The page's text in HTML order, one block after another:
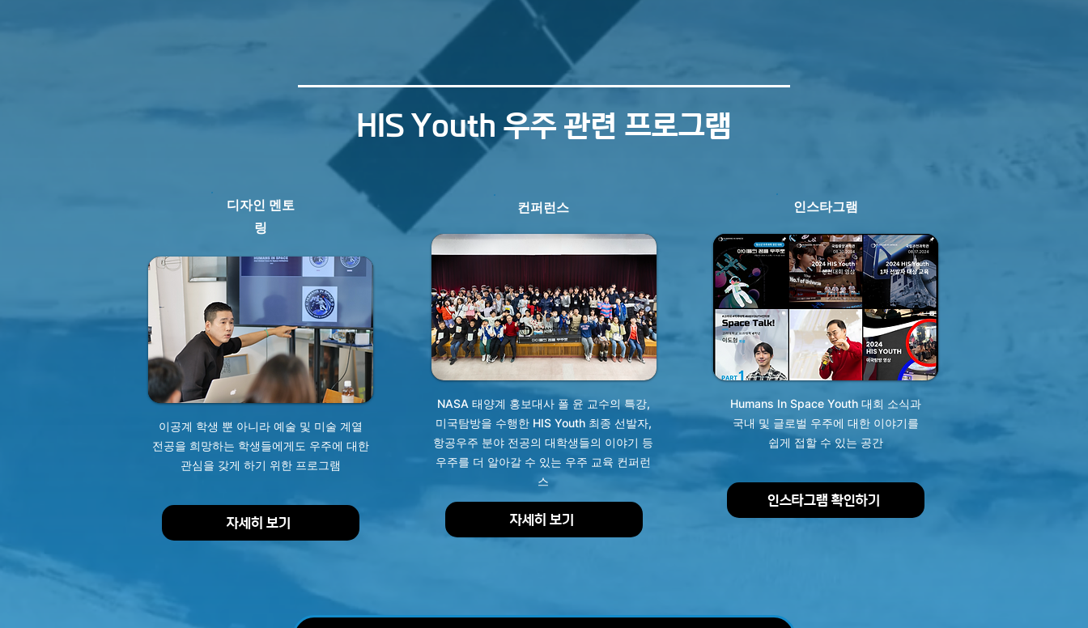
HIS Youth 우주 관련 프로그램
​디자인 멘토
링
이공계 학생 뿐 아니라 예술 및 미술 계열
전공을 희망하는 학생들에게도 우주에 대한
관심을 갖게 하기 위한 프로그램
자세히 보기
컨퍼런스
NASA 태양계 홍보대사 폴 윤 교수의 특강,
미국탐방을 수행한 HIS Youth 최종 선발자,
항공우주 분야 전공의 대학생들의 이야기 등
우주를 더 알아갈 수 있는 우주 교육 컨퍼런
스
자세히 보기
인스타그램
Humans In Space Youth 대회 소식과
국내 및 글로벌 우주에 대한 이야기를
쉽게 접할 수 있는 공간
인스타그램 확인하기